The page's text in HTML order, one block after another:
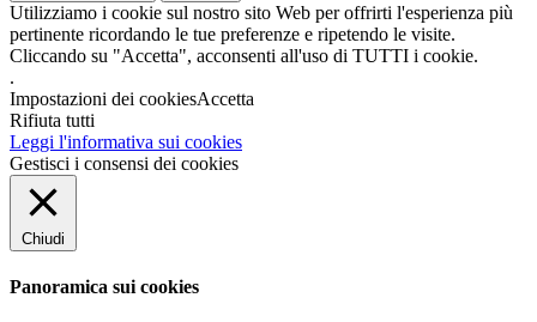
Utilizziamo i cookie sul nostro sito Web per offrirti l'esperienza più
pertinente ricordando le tue preferenze e ripetendo le visite.
Cliccando su "Accetta", acconsenti all'uso di TUTTI i cookie.
.
Impostazioni dei cookiesAccetta
Rifiuta tutti
Leggi l'informativa sui cookies
Gestisci i consensi dei cookies
Chiudi
Panoramica sui cookies